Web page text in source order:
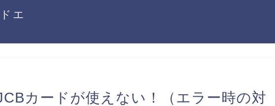
エ
カードが使えない！（エラー時の対